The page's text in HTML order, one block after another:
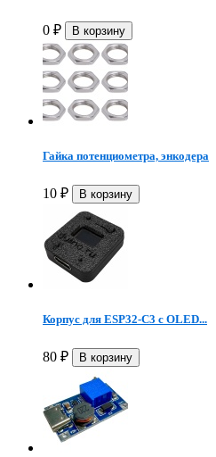
0 ₽
Гайка потенциометра, энкодера
10 ₽
Корпус для ESP32-C3 с OLED...
80 ₽